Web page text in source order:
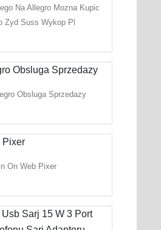
Na Allegro Mozna Kupic
Zyd Suss Wykop Pl
Obsluga Sprzedazy
On Web Pixer